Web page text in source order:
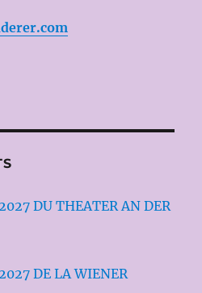
DU THEATER AN DER
DE LA WIENER